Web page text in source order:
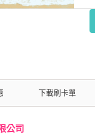
下載刷卡單
公司